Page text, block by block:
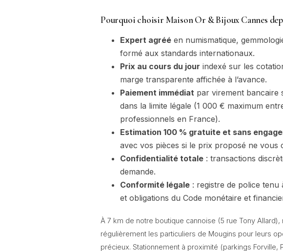
Pourquoi choisir Maison Or & Bijoux Cannes
Expert agrééen numismatique,
formé aux standards internationaux.
Prix au cours du jour indexé sur les
marge transparente affichée à l’avance.
Paiement immédiatpar virement bancaire
dans la limite légale (1 000 € maximum
professionnels en France).
Estimation 100 % gratuite et sans
avec vos pièces si le prix proposé ne vous
Confidentialité totale: transactions
demande.
Conformité légale: registre de police tenu
et obligations du Code monétaire et
À 7 km de notre boutique cannoise (5 rue Tony Allard),
régulièrement les particuliers de Mougins pour leurs
précieux. Stationnement à proximité (parkings Forville,